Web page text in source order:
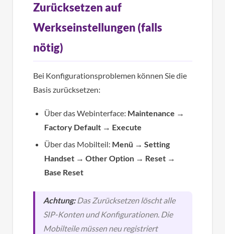
Zurücksetzen auf
Werkseinstellungen (falls
nötig)
Bei Konfigurationsproblemen können Sie die
Basis zurücksetzen:
Über das Webinterface: Maintenance →
Factory Default → Execute
Über das Mobilteil: Menü → Setting
Handset → Other Option → Reset →
Base Reset
Achtung:Das Zurücksetzen löscht alle
SIP-Konten und Konfigurationen. Die
Mobilteile müssen neu registriert